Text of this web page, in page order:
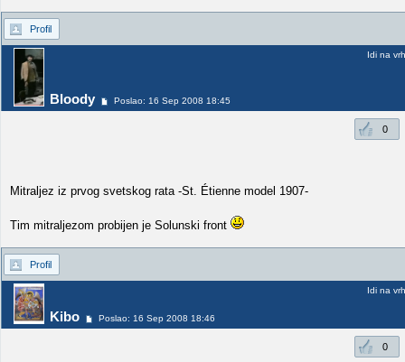
Profil
Bloody Poslao: 16 Sep 2008 18:45
Idi na vrh
0
Mitraljez iz prvog svetskog rata -St. Étienne model 1907-
Tim mitraljezom probijen je Solunski front
Profil
Kibo Poslao: 16 Sep 2008 18:46
Idi na vrh
0